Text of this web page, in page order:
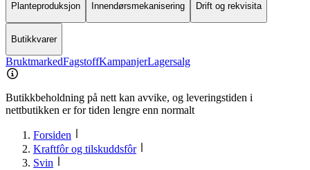
Planteproduksjon Innendørsmekanisering Drift og rekvisita
Butikkvarer
BruktmarkedFagstoffKampanjerLagersalg
Butikkbeholdning på nett kan avvike, og leveringstiden i
nettbutikken er for tiden lengre enn normalt
Forsiden
Kraftfôr og tilskuddsfôr
Svin